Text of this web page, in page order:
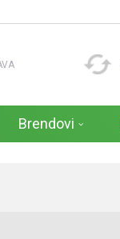
Brendovi